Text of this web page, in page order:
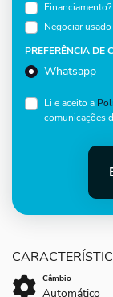
Financiamento?
Negociar usado
PREFERÊNCIA DE
Whatsapp
Li e aceito a
comunicações
Câmbio
Automático